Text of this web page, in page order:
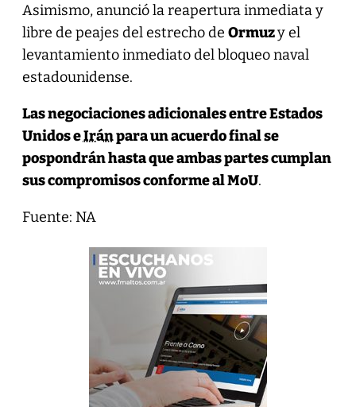
Asimismo, anunció la reapertura inmediata y
libre de peajes del estrecho de Ormuzy el
levantamiento inmediato del bloqueo naval
estadounidense.
Las negociaciones adicionales entre Estados
Unidos eIránpara un acuerdo final se
pospondrán hasta que ambas partes cumplan
sus compromisos conforme al MoU.
Fuente: NA